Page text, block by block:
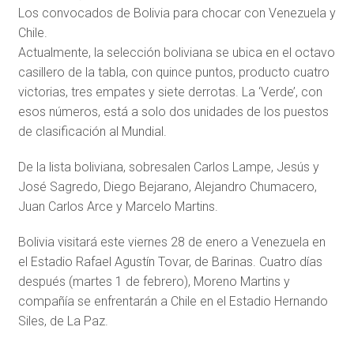
Los convocados de Bolivia para chocar con Venezuela y
Chile.
Actualmente, la selección boliviana se ubica en el octavo
casillero de la tabla, con quince puntos, producto cuatro
victorias, tres empates y siete derrotas. La ‘Verde’, con
esos números, está a solo dos unidades de los puestos
de clasificación al Mundial.
De la lista boliviana, sobresalen Carlos Lampe, Jesús y
José Sagredo, Diego Bejarano, Alejandro Chumacero,
Juan Carlos Arce y Marcelo Martins.
Bolivia visitará este viernes 28 de enero a Venezuela en
el Estadio Rafael Agustín Tovar, de Barinas. Cuatro días
después (martes 1 de febrero), Moreno Martins y
compañía se enfrentarán a Chile en el Estadio Hernando
Siles, de La Paz.